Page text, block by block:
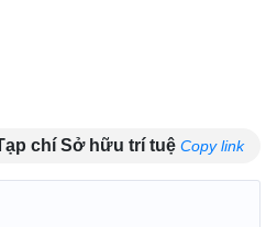
chí Sở hữu trí tuệ Copy link